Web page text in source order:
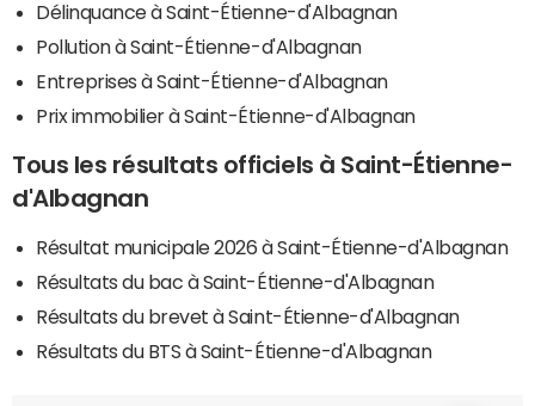
Délinquance à Saint-Étienne-d'Albagnan
Pollution à Saint-Étienne-d'Albagnan
Entreprises à Saint-Étienne-d'Albagnan
Prix immobilier à Saint-Étienne-d'Albagnan
Tous les résultats officiels à Saint-Étienne-
d'Albagnan
Résultat municipale 2026 à Saint-Étienne-d'Albagnan
Résultats du bac à Saint-Étienne-d'Albagnan
Résultats du brevet à Saint-Étienne-d'Albagnan
Résultats du BTS à Saint-Étienne-d'Albagnan